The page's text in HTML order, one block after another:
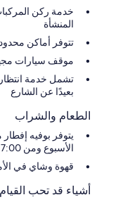
خدمة ركن
المنشأة
تتوفر أماكن
موقف سيارات
تشمل خدمة
بعيدًا عن الشارع
الطعام والشراب
الأسبوع ومن 7:00 صباحًا إلى 10 صباحاً في عطلات نهاية الأسبوع
قهوة وشاي في
أشياء قد تحب القيام